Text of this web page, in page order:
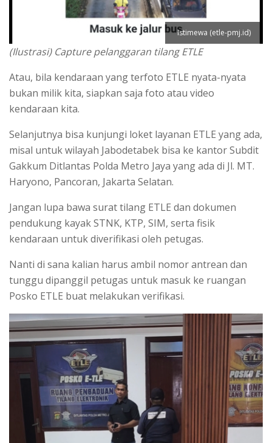
Istimewa (etle-pmj.id)
(Ilustrasi) Capture pelanggaran tilang ETLE
Atau, bila kendaraan yang terfoto ETLE nyata-nyata
bukan milik kita, siapkan saja foto atau video
kendaraan kita.
Selanjutnya bisa kunjungi loket layanan ETLE yang ada,
misal untuk wilayah Jabodetabek bisa ke kantor Subdit
Gakkum Ditlantas Polda Metro Jaya yang ada di Jl. MT.
Haryono, Pancoran, Jakarta Selatan.
Jangan lupa bawa surat tilang ETLE dan dokumen
pendukung kayak STNK, KTP, SIM, serta fisik
kendaraan untuk diverifikasi oleh petugas.
Nanti di sana kalian harus ambil nomor antrean dan
tunggu dipanggil petugas untuk masuk ke ruangan
Posko ETLE buat melakukan verifikasi.